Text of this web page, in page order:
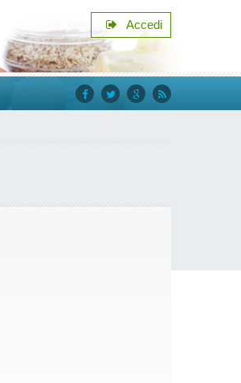
Accedi
facebook
twittergoogle+
rss